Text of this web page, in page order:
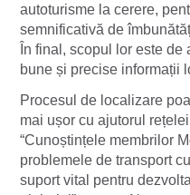
autoturisme la cerere,
semnificativă de
În final, scopul lor este
bune și precise informații
Procesul de localizare
mai ușor cu ajutorul
“Cunoștințele membrilor
problemele de transport
suport vital pentru